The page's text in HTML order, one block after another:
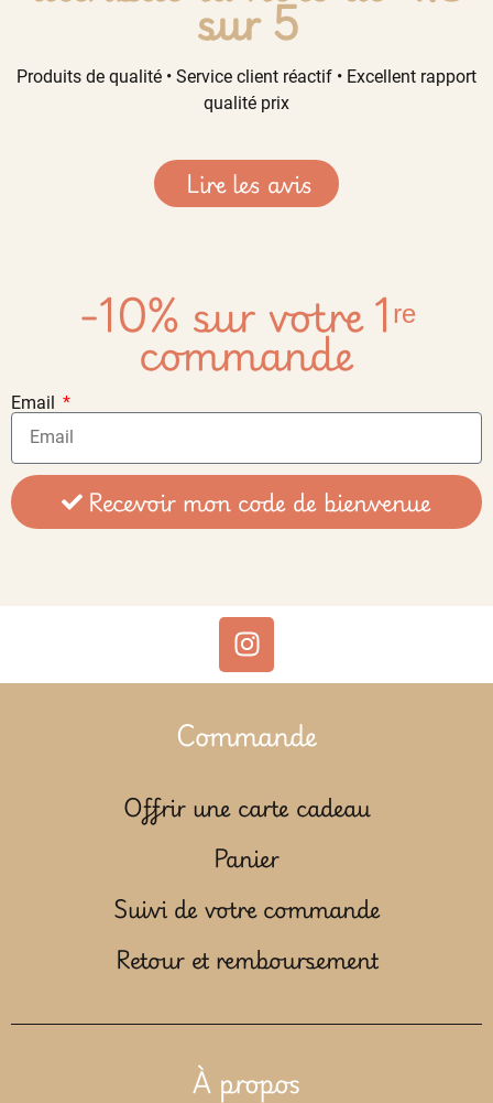
sur 5
Produits de qualité • Service client réactif • Excellent rapport
qualité prix
Lire les avis
-10% sur votre 1ʳᵉ
commande
Email
Recevoir mon code de bienvenue
Commande
Offrir une carte cadeau
Panier
Suivi de votre commande
Retour et remboursement
À propos